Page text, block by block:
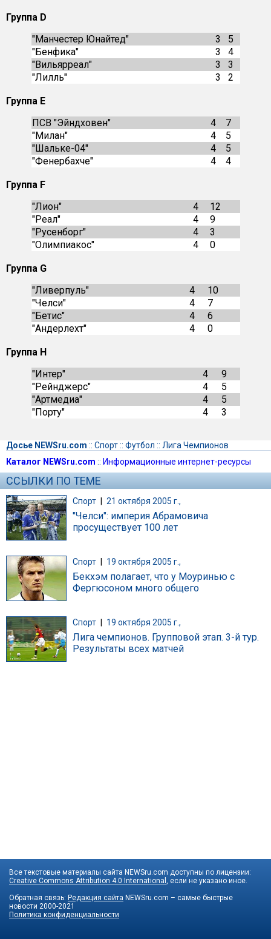
Группа D
"Манчестер Юнайтед"
3
5
"Бенфика"
3
4
"Вильярреал"
3
3
"Лилль"
3 2
Группа Е
ПСВ "Эйндховен"
4
7
"Милан"
4
5
"Шальке-04"
4
5
"Фенербахче"
4 4
Группа F
"Лион"
4
12
"Реал"
4
9
"Русенборг"
4
3
"Олимпиакос"
4 0
Группа G
"Ливерпуль"
4
10
"Челси"
4
7
"Бетис"
4
6
"Андерлехт"
4 0
Группа Н
"Интер"
4
9
"Рейнджерс"
4
5
"Артмедиа"
4
5
"Порту"
4 3
Досье NEWSru.com :: Спорт:: Футбол :: Лига Чемпионов
Каталог NEWSru.com :: Информационные интернет-ресурсы
ССЫЛКИ ПО ТЕМЕ
Спорт | 21 октября 2005 г.,
"Челси": империя Абрамовича
просуществует 100 лет
Спорт 19 октября 2005 г.,
Бекхэм полагает, что у Моуринью с
Фергюсоном много общего
Спорт 19 октября 2005 г.,
Лига чемпионов. Групповой этап. 3-й тур.
Результаты всех матчей
Все текстовые материалы сайта NEWSru.com доступны по лицензии:
Creative Commons Attribution 4.0 International , если не указано иное.
Обратная связь: Редакция сайта NEWSru.com – самые быстрые
новости 2000-2021
Политика конфиденциальности